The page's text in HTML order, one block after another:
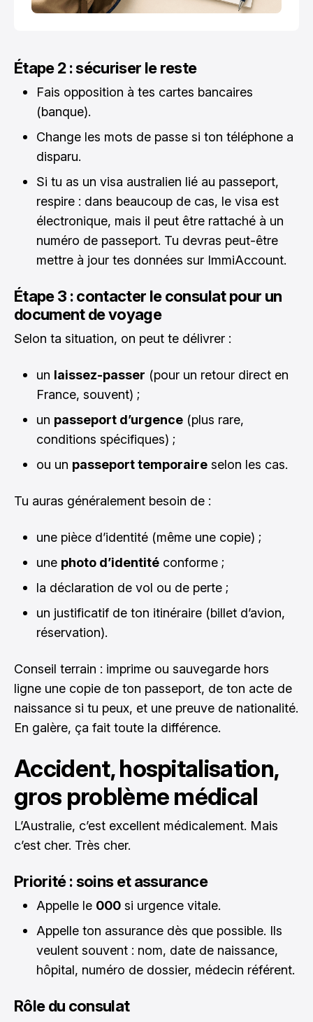
Étape 2 : sécuriser le reste
Fais opposition à tes cartes bancaires
(banque).
Change les mots de passe si ton téléphone a
disparu.
Si tu as un visa australien lié au passeport,
respire : dans beaucoup de cas, le visa est
électronique, mais il peut être rattaché à un
numéro de passeport. Tu devras peut-être
mettre à jour tes données sur ImmiAccount.
Étape 3 : contacter le consulat pour un
document de voyage
Selon ta situation, on peut te délivrer :
un laissez-passer (pour un retour direct en
France, souvent) ;
un passeport d’urgence (plus rare,
conditions spécifiques) ;
ou un passeport temporaire selon les cas.
Tu auras généralement besoin de :
une pièce d’identité (même une copie) ;
une photo d’identité conforme ;
la déclaration de vol ou de perte ;
un justificatif de ton itinéraire (billet d’avion,
réservation).
Conseil terrain : imprime ou sauvegarde hors
ligne une copie de ton passeport, de ton acte de
naissance si tu peux, et une preuve de nationalité.
En galère, ça fait toute la différence.
Accident, hospitalisation,
gros problème médical
L’Australie, c’est excellent médicalement. Mais
c’est cher. Très cher.
Priorité : soins et assurance
Appelle le 000 si urgence vitale.
Appelle ton assurance dès que possible. Ils
veulent souvent : nom, date de naissance,
hôpital, numéro de dossier, médecin référent.
Rôle du consulat